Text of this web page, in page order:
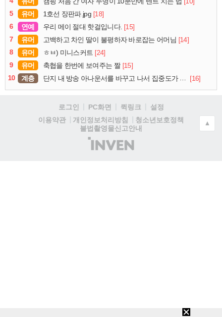
5
유머 1호선 장판파.jpg [18]
6
연예 우리 메이 절대 핫걸입니다. [15]
7
유머 고백하고 차인 딸이 불평하자 바로잡는 어머님 [14]
8
유머 ㅎㅂ) 미니스커트 [24]
9
유머 축협을 한번에 보여주는 짤 [15]
10
계층 단지 내 방송 아나운서를 바꾸고 나서 집중도가 확 올라갔다는 한 아파트의 안내방송 [16]
로그인 PC화면 퀵링크
설정
이용약관
개인정보처리방침
청소년보호정책
불법촬영물신고안내
(주)
인
▲